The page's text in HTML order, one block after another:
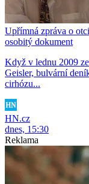
Upřímná zpráva o
osobitý dokument
Když v lednu 2009
Geisler, bulvární
cirhózu...
HN.cz
dnes, 15:30
Reklama